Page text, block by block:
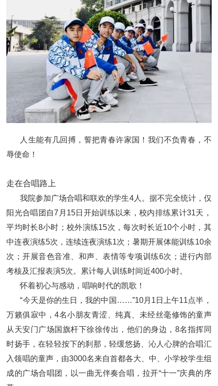
人生能有几回搏，誓把青春许家国！我们不负青春，不
辱使命！
走在合唱路上
我院参加广场合唱和联欢的学生4人。据不完全统计，仅
阳光合唱团自7月15日开始训练以来，校内排练累计31天，
平均时长8小时；校外演练15次，每次时长近10个小时，其
中连夜演练5次，连续连夜演练1次；暑期开展体能训练10余
次；开展音色音准、和声、表情等专项训练6次；进行内部
考核及汇报表演5次。累计每人训练时间近400小时。
怀着初心与感动，唱响时代的凯歌！
“今天是你的生日，我的中国……”10月1日上午11点半，
万籁俱寂中，4名小朋友青涩、纯真、未经丝毫修饰的童声
从天安门广场国旗杆下徐徐传出，他们的身边，8名指挥同
时扬手，在轻轻按下的刹那，轻缓悠扬、沁人心脾的合唱汇
入领唱的童声，由3000名来自首都各大、中、小学校学生组
成的广场合唱团，以一曲无伴奏合唱，拉开“十一”庆典的序